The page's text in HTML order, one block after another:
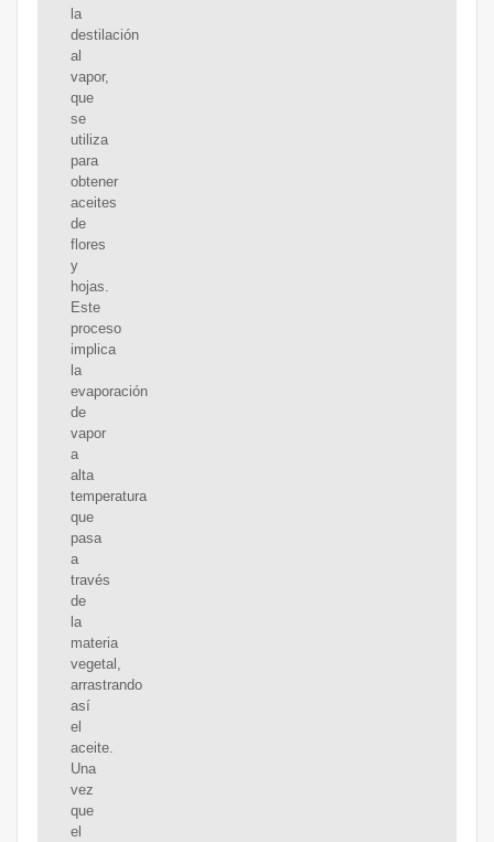
la
destilación
al
vapor,
que
se
utiliza
para
obtener
aceites
de
flores
y
hojas.
Este
proceso
implica
la
evaporación
de
vapor
a
alta
temperatura
que
pasa
a
través
de
la
materia
vegetal,
arrastrando
así
el
aceite.
Una
vez
que
el